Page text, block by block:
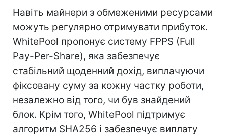
Навіть майнери з обмеженими ресурсами
можуть регулярно отримувати прибуток.
WhitePool пропонує систему FPPS (Full
Pay-Per-Share), яка забезпечує
стабільний щоденний дохід, виплачуючи
фіксовану суму за кожну частку роботи,
незалежно від того, чи був знайдений
блок. Крім того, WhitePool підтримує
алгоритм SHA256 і забезпечує виплату